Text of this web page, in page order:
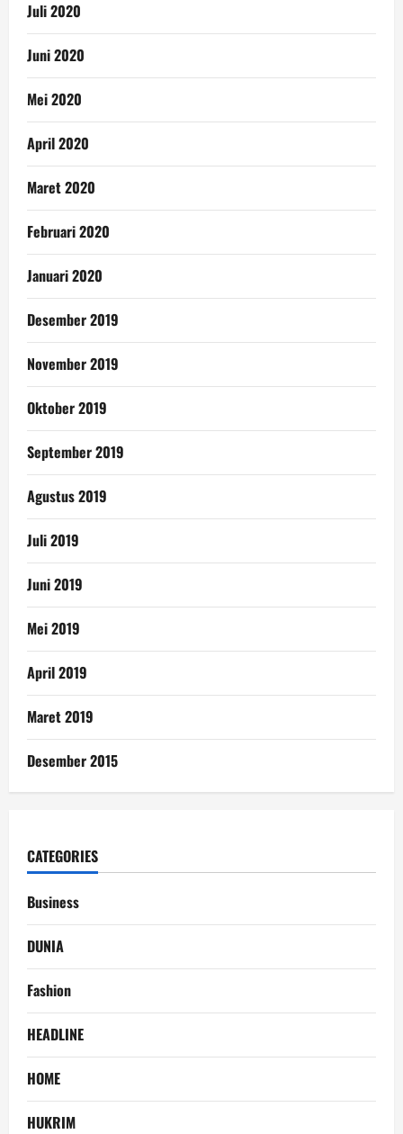
Juli 2020
Juni 2020
Mei 2020
April 2020
Maret 2020
Februari 2020
Januari 2020
Desember 2019
November 2019
Oktober 2019
September 2019
Agustus 2019
Juli 2019
Juni 2019
Mei 2019
April 2019
Maret 2019
Desember 2015
CATEGORIES
Business
DUNIA
Fashion
HEADLINE
HOME
HUKRIM